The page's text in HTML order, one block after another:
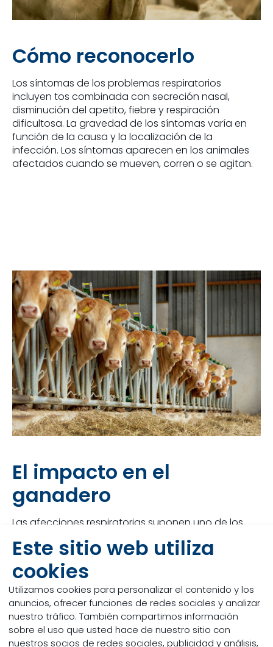
Este sitio web utiliza
cookies
Utilizamos cookies para personalizar el contenido y los
anuncios, ofrecer funciones de redes sociales y analizar
nuestro tráfico. También compartimos información
sobre el uso que usted hace de nuestro sitio con
nuestros socios de redes sociales, publicidad y análisis,
Cómo reconocerlo
Los síntomas de los problemas respiratorios
incluyen tos combinada con secreción nasal,
disminución del apetito, fiebre y respiración
dificultosa. La gravedad de los síntomas varía en
función de la causa y la localización de la
infección. Los síntomas aparecen en los animales
afectados cuando se mueven, corren o se agitan.
El impacto en el
ganadero
Las afecciones respiratorias suponen uno de los
el rendimiento de los animales. La mayoría de las
veces se traduce en días adicionales de
alimentación para alcanzar los pesos deseados, lo
que disminuye la rentabilidad del ganadero.